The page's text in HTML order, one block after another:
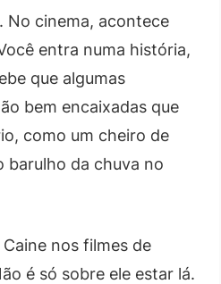
No cinema, acontece
entra numa história,
que algumas
bem encaixadas que
como um cheiro de
barulho da chuva no
nos filmes de
é só sobre ele estar lá.